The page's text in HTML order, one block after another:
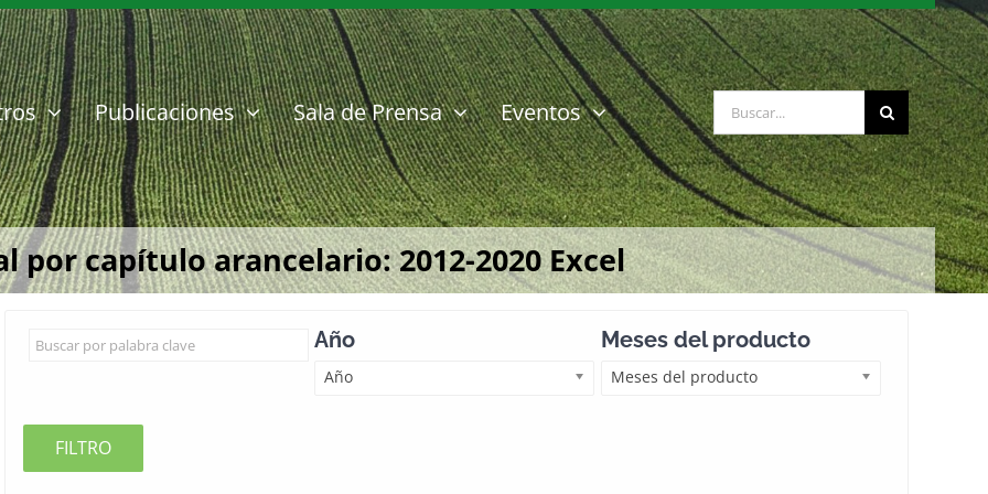
Publicaciones Sala de Prensa Eventos Buscar:
por capítulo arancelario: 2012-2020 Excel
Año
Año
Meses del producto
Meses del producto
FILTRO